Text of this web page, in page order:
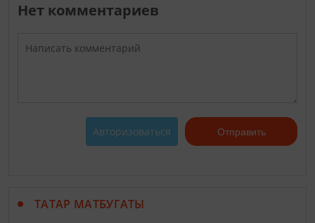
Нет комментариев
Авторизоваться Отправить
ТАТАР МАТБУГАТЫ